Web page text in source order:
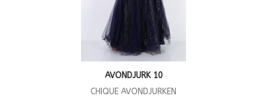
AVONDJURK 10
CHIQUE AVONDJURKEN